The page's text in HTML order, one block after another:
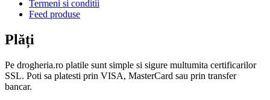
Termeni si conditii
Feed produse
Plăți
Pe drogheria.ro platile sunt simple si sigure multumita certificarilor
SSL. Poti sa platesti prin VISA, MasterCard sau prin transfer
bancar.